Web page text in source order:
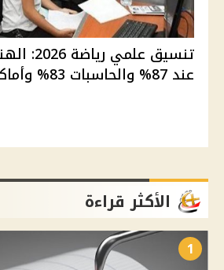
تنسيق
عند 87% والحاسبات 83% وأماكن بال...
الأكثر قراءة
1